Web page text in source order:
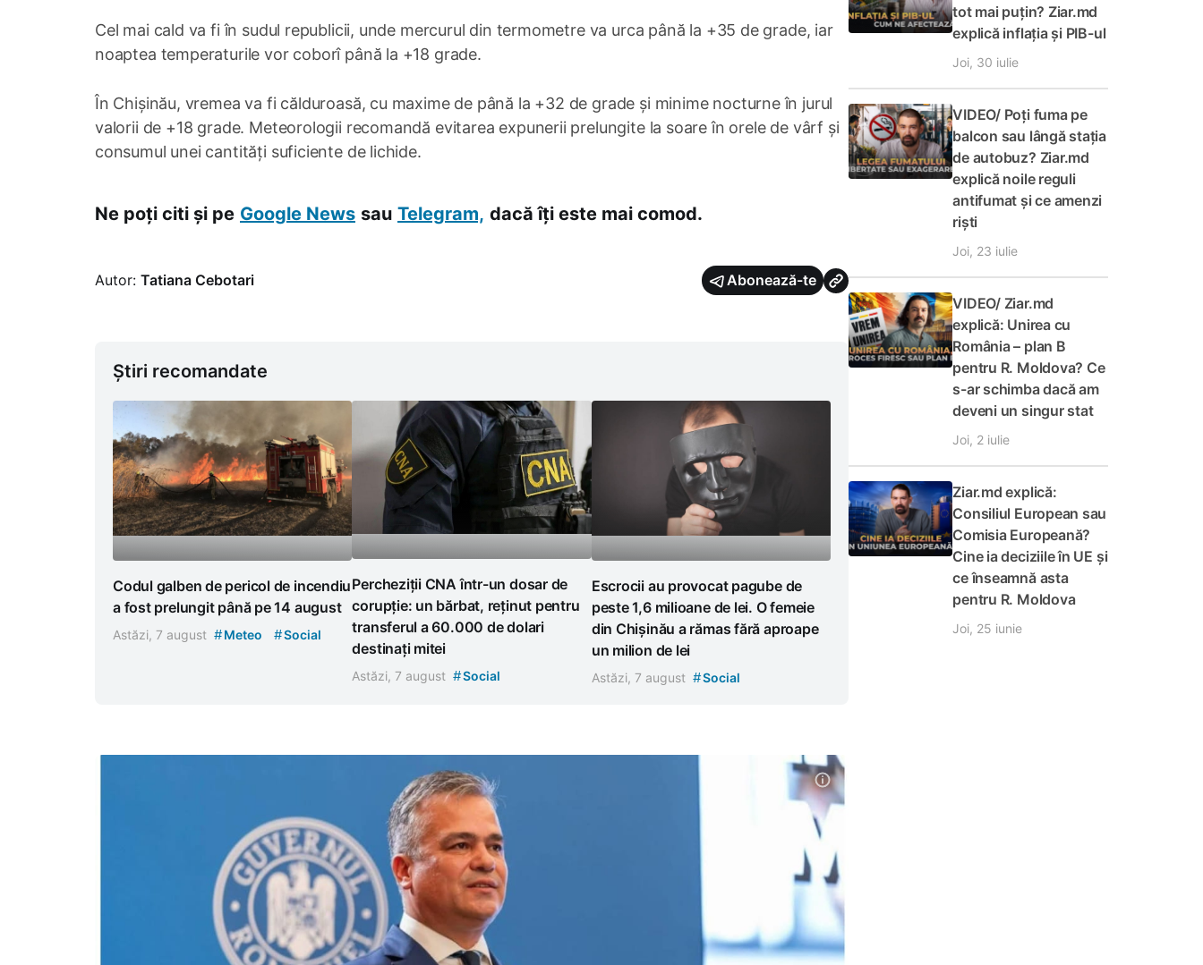
Cel mai cald va fi în sudul republicii, unde mercurul din termometre va urca până la +35 de grade, iar
noaptea temperaturile vor coborî până la +18 grade.
În Chișinău, vremea va fi călduroasă, cu maxime de până la +32 de grade și minime nocturne în jurul
valorii de +18 grade. Meteorologii recomandă evitarea expunerii prelungite la soare în orele de vârf și
consumul unei cantități suficiente de lichide.
Ne poți citi și pe Google News sau Telegram, dacă îți este mai comod.
Autor: Tatiana Cebotari Abonează-te
Știri recomandate
Codul galben de pericol de incendiu
a fost prelungit până pe 14 august
Astăzi, 7 august #Meteo #Social
Percheziții CNA într-un dosar de
corupție: un bărbat, reținut pentru
transferul a 60.000 de dolari
destinați mitei
Astăzi, 7 august #Social
Escrocii au provocat pagube de
peste 1,6 milioane de lei. O femeie
din Chișinău a rămas fără aproape
un milion de lei
Astăzi, 7 august #Social
tot mai puțin? Ziar.md
explică inflația și PIB-ul
Joi, 30 iulie
VIDEO/ Poți fuma pe
balcon sau lângă stația
de autobuz? Ziar.md
explică noile reguli
antifumat și ce amenzi
riști
Joi, 23 iulie
VIDEO/ Ziar.md
explică: Unirea cu
România – plan B
pentru R. Moldova? Ce
s-ar schimba dacă am
deveni un singur stat
Joi, 2 iulie
Ziar.md explică:
Consiliul European sau
Comisia Europeană?
Cine ia deciziile în UE și
ce înseamnă asta
pentru R. Moldova
Joi, 25 iunie